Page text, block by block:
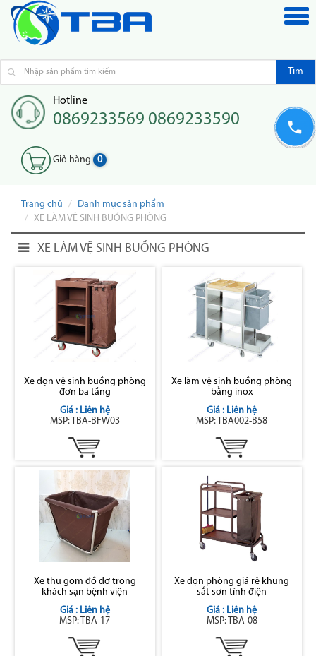
Tìm
Hotline
0869233569 0869233590
Giỏ hàng 0
Trang chủ
Danh mục sản phẩm
XE LÀM VỆ SINH BUỒNG PHÒNG
XE LÀM VỆ SINH BUỒNG PHÒNG
Xe dọn vệ sinh buồng phòng
đơn ba tầng
Giá : Liên hệ
MSP: TBA-BFW03
Xe làm vệ sinh buồng phòng
bằng inox
Giá : Liên hệ
MSP: TBA002-B58
Xe thu gom đồ dơ trong
khách sạn bệnh viện
Giá : Liên hệ
MSP: TBA-17
Xe dọn phòng giá rẻ khung
sắt sơn tĩnh điện
Giá : Liên hệ
MSP: TBA-08